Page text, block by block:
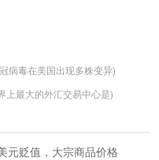
病毒在美国出现多株变异)
上最大的外汇交易中心是)
元贬值，大宗商品价格